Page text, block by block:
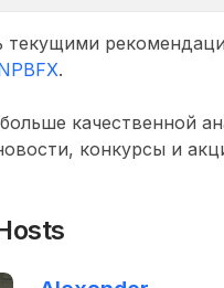
текущими
.
качественной
конкурсы и